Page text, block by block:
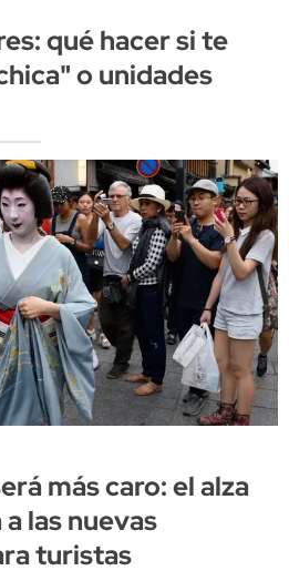
qué hacer si te
o unidades
más caro: el alza
las nuevas
turistas